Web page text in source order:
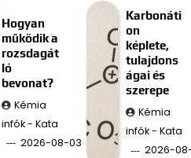
Hogyan
működik a
rozsdagát
ló
bevonat?
Kémia
infók - Kata
2026-08-03
Karbonáti
on
képlete,
tulajdons
ágai és
szerepe
Kémia
infók - Kata
2026-